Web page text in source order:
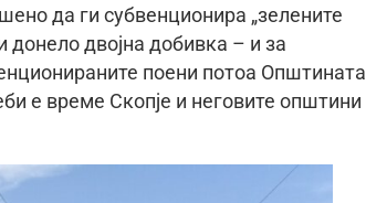
да ги субвенционира „зелените
донело двојна добивка – и за
поени потоа Општината
е време Скопје и неговите општини